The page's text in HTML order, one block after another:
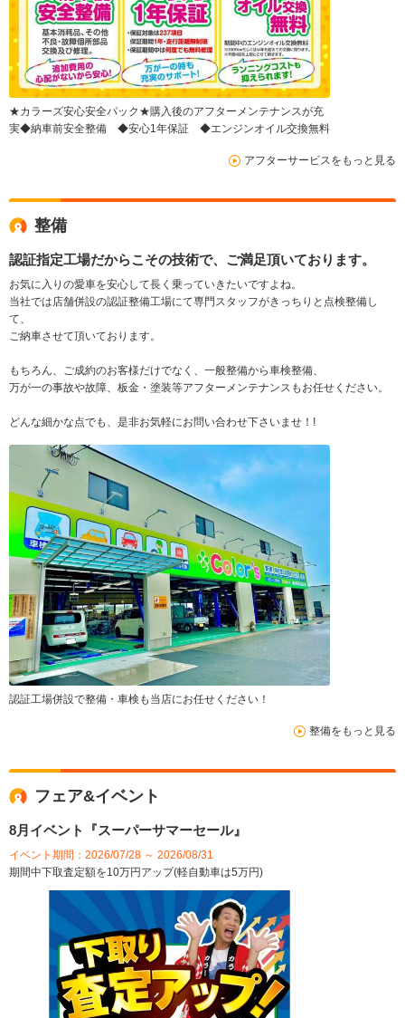
★カラーズ安心安全パック★購入後のアフターメンテナンスが充
実◆納車前安全整備 ◆安心1年保証 ◆エンジンオイル交換無料
アフターサービスをもっと見る
整備
認証指定工場だからこその技術で、ご満足頂いております。
お気に入りの愛車を安心して長く乗っていきたいですよね。
当社では店舗併設の認証整備工場にて専門スタッフがきっちりと点検整備し
て、
ご納車させて頂いております。
もちろん、ご成約のお客様だけでなく、一般整備から車検整備、
万が一の事故や故障、板金・塗装等アフターメンテナンスもお任せください。
どんな細かな点でも、是非お気軽にお問い合わせ下さいませ！!
認証工場併設で整備・車検も当店にお任せください！
整備をもっと見る
フェア&イベント
8月イベント『スーパーサマーセール』
イベント期間：2026/07/28 ～ 2026/08/31
期間中下取査定額を10万円アップ(軽自動車は5万円)